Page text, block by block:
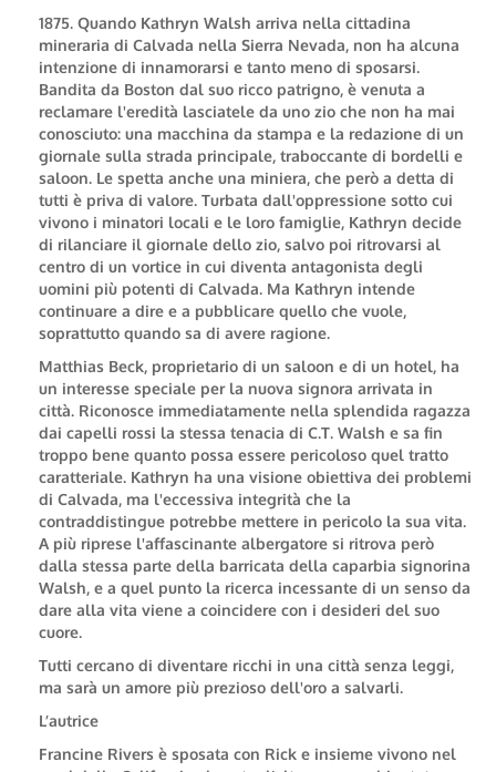
1875. Quando Kathryn Walsh arriva nella cittadina
mineraria di Calvada nella Sierra Nevada, non ha alcuna
intenzione di innamorarsi e tanto meno di sposarsi.
Bandita da Boston dal suo ricco patrigno, è venuta a
reclamare l'eredità lasciatele da uno zio che non ha mai
conosciuto: una macchina da stampa e la redazione di un
giornale sulla strada principale, traboccante di bordelli e
saloon. Le spetta anche una miniera, che però a detta di
tutti è priva di valore. Turbata dall'oppressione sotto cui
vivono i minatori locali e le loro famiglie, Kathryn decide
di rilanciare il giornale dello zio, salvo poi ritrovarsi al
centro di un vortice in cui diventa antagonista degli
uomini più potenti di Calvada. Ma Kathryn intende
continuare a dire e a pubblicare quello che vuole,
soprattutto quando sa di avere ragione.
Matthias Beck, proprietario di un saloon e di un hotel, ha
un interesse speciale per la nuova signora arrivata in
città. Riconosce immediatamente nella splendida ragazza
dai capelli rossi la stessa tenacia di C.T. Walsh e sa fin
troppo bene quanto possa essere pericoloso quel tratto
caratteriale. Kathryn ha una visione obiettiva dei problemi
di Calvada, ma l'eccessiva integrità che la
contraddistingue potrebbe mettere in pericolo la sua vita.
A più riprese l'affascinante albergatore si ritrova però
dalla stessa parte della barricata della caparbia signorina
Walsh, e a quel punto la ricerca incessante di un senso da
dare alla vita viene a coincidere con i desideri del suo
cuore.
Tutti cercano di diventare ricchi in una città senza leggi,
ma sarà un amore più prezioso dell'oro a salvarli.
L’autrice
Francine Rivers è sposata con Rick e insieme vivono nel